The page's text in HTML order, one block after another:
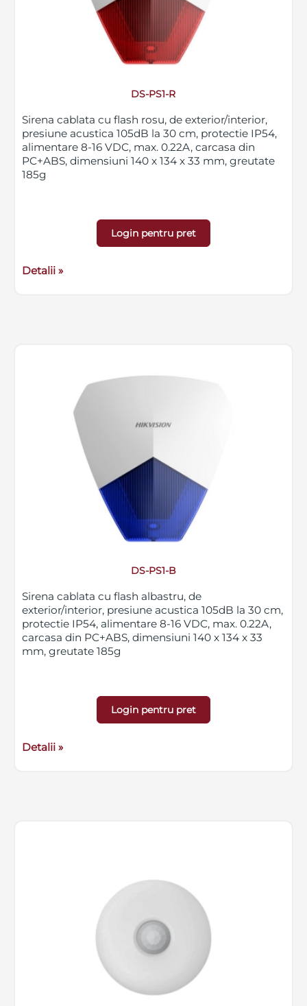
DS-PS1-R
Sirena cablata cu flash rosu, de exterior/interior,
presiune acustica 105dB la 30 cm, protectie IP54,
alimentare 8-16 VDC, max. 0.22A, carcasa din
PC+ABS, dimensiuni 140 x 134 x 33 mm, greutate
185g
Login pentru pret
Detalii »
DS-PS1-B
Sirena cablata cu flash albastru, de
exterior/interior, presiune acustica 105dB la 30 cm,
protectie IP54, alimentare 8-16 VDC, max. 0.22A,
carcasa din PC+ABS, dimensiuni 140 x 134 x 33
mm, greutate 185g
Login pentru pret
Detalii »